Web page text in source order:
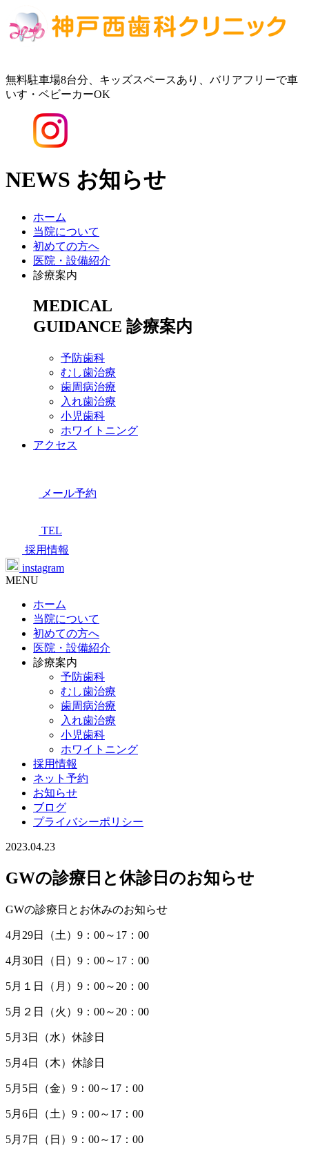
無料駐車場8台分、キッズスペースあり、バリアフリーで車
いす・ベビーカーOK
NEWS お知らせ
ホーム
当院について
初めての方へ
医院・設備紹介
診療案内
MEDICAL
GUIDANCE 診療案内
予防歯科
むし歯治療
歯周病治療
入れ歯治療
小児歯科
ホワイトニング
アクセス
メール予約
TEL
採用情報
instagram
MENU
ホーム
当院について
初めての方へ
医院・設備紹介
診療案内
予防歯科
むし歯治療
歯周病治療
入れ歯治療
小児歯科
ホワイトニング
採用情報
ネット予約
お知らせ
ブログ
プライバシーポリシー
2023.04.23
GWの診療日と休診日のお知らせ
GWの診療日とお休みのお知らせ
4月29日（土）9：00～17：00
4月30日（日）9：00～17：00
5月１日（月）9：00～20：00
5月２日（火）9：00～20：00
5月3日（水）休診日
5月4日（木）休診日
5月5日（金）9：00～17：00
5月6日（土）9：00～17：00
5月7日（日）9：00～17：00